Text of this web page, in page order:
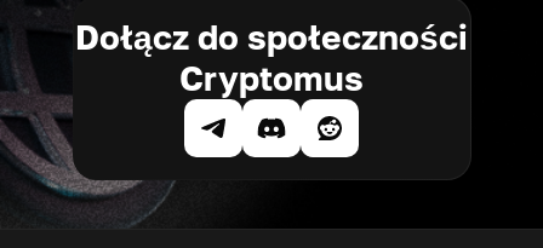
Dołącz do społeczności
Cryptomus